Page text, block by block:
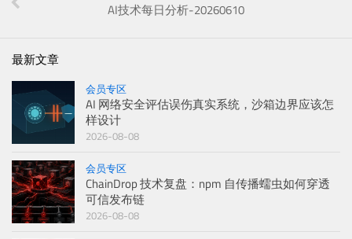
AI技术每日分析-20260610
最新文章
会员专区
AI 网络安全评估误伤真实系统，沙箱边界应该怎
样设计
2026-08-08
会员专区
ChainDrop 技术复盘：npm 自传播蠕虫如何穿透
可信发布链
2026-08-08